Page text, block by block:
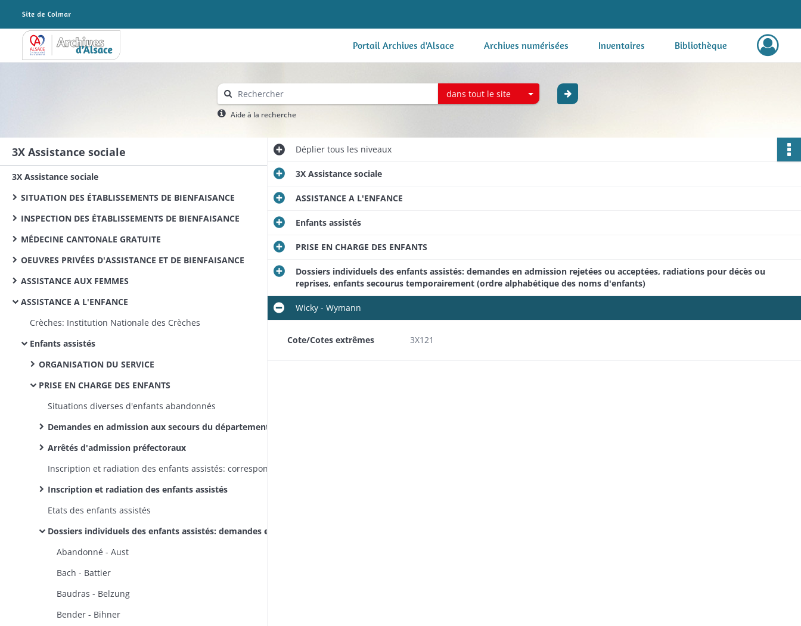
Archives Alsace - Colmar Portail Archives d'Alsace Archives numérisées Inventaires Bibliothèque
dans tout le site
Aide à la recherche
3X Assistance sociale
3X Assistance sociale
SITUATION DES ÉTABLISSEMENTS DE BIENFAISANCE
INSPECTION DES ÉTABLISSEMENTS DE BIENFAISANCE
MÉDECINE CANTONALE GRATUITE
OEUVRES PRIVÉES D'ASSISTANCE ET DE BIENFAISANCE
ASSISTANCE AUX FEMMES
ASSISTANCE A L'ENFANCE
Crèches: Institution Nationale des Crèches
Enfants assistés
ORGANISATION DU SERVICE
PRISE EN CHARGE DES ENFANTS
Situations diverses d'enfants abandonnés
Demandes en admission aux secours du département
Arrêtés d'admission préfectoraux
Inscription et radiation des enfants assistés
Etats des enfants assistés
Dossiers individuels des enfants assistés: demandes en admission rejetées ou acceptées, radiations pour décès ou reprises, enfants secourus temporairement (ordre alphabétique des noms d'enfants)
Abandonné - Aust
Bach - Battier
Baudras - Belzung
Bender - Bihner
Dépliertous les niveaux
3X Assistance sociale
ASSISTANCE A L'ENFANCE
Enfants assistés
PRISE EN CHARGE DES ENFANTS
Dossiers individuels des enfants assistés: demandes en admission rejetées ou acceptées, radiations pour décès ou
reprises, enfants secourus temporairement (ordre alphabétique des noms d'enfants)
Wicky - Wymann
Cote/Cotes extrêmes 3X121